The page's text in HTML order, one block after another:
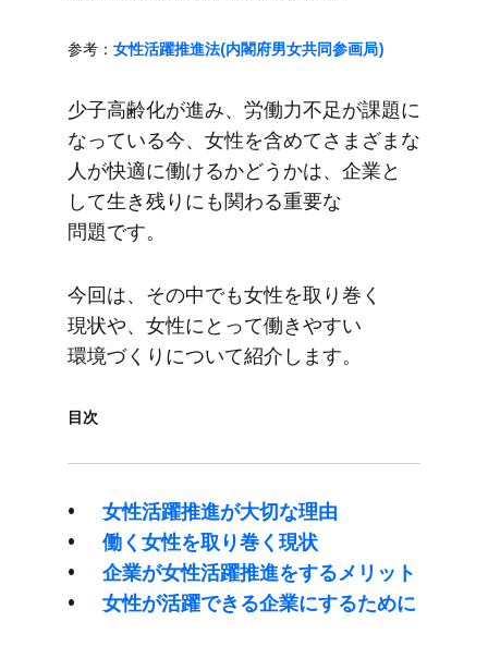
参考​： 女性活躍推進法(内閣府男女共同参画局)
少子高齢化が​進み、​労働力不足が​課題に​
なっている​今、​女性を​含めてさまざまな​
人が​快適に​働けるか​どうかは、​企業と​
して​生き残りにも​関わる​重要な​
問題です。
今回は、​その​中でも​女性を​取り巻く​
現状や、​女性に​とって​働きやすい​
環境づくりに​ついて​紹介します。
目次
女性活躍推進が​大切な​理由
働く​女性を​取り巻く​現状
企業が​女性活躍推進を​する​メリット
女性が​活躍できる​企業に​する​ために